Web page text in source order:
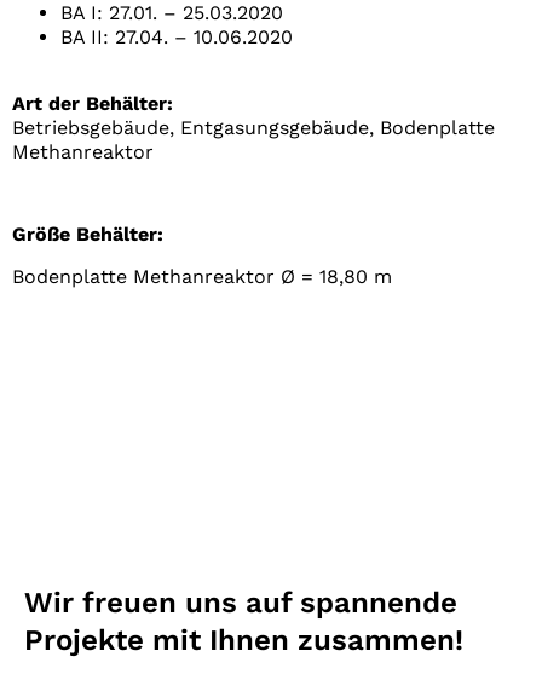
BA I: 27.01. – 25.03.2020
BA II: 27.04. – 10.06.2020
Art der Behälter:
Betriebsgebäude, Entgasungsgebäude, Bodenplatte
Methanreaktor
Größe Behälter:
Bodenplatte Methanreaktor Ø = 18,80 m
Wir freuen uns auf spannende
Projekte mit Ihnen zusammen!